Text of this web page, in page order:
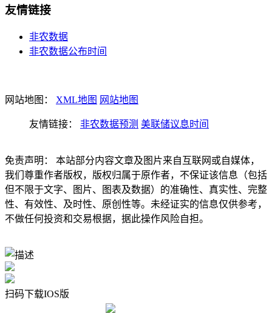
友情链接
非农数据
非农数据公布时间
网站地图： XML地图 网站地图
友情链接： 非农数据预测 美联储议息时间
免责声明： 本站部分内容文章及图片来自互联网或自媒体，
我们尊重作者版权，版权归属于原作者，不保证该信息（包括
但不限于文字、图片、图表及数据）的准确性、真实性、完整
性、有效性、及时性、原创性等。未经证实的信息仅供参考，
不做任何投资和交易根据，据此操作风险自担。
扫码下载IOS版